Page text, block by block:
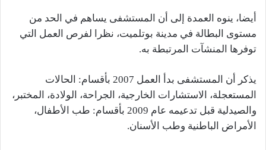
أيضا، ينوه العمدة إلى أن المستشفى يساهم في الحد من
مستوى البطالة في مدينة بوتلميت، نظرا لفرص العمل التي
توفرها المنشآت المرتبطة به.
يذكر أن المستشفى بدأ العمل 2007 بأقسام: الحالات
المستعجلة، الاستشارات الخارجية، الجراحة، الولادة، المختبر،
والصيدلية قبل تدعيمه عام 2009 بأقسام: طب الأطفال،
الأمراض الباطنية وطب الأسنان.